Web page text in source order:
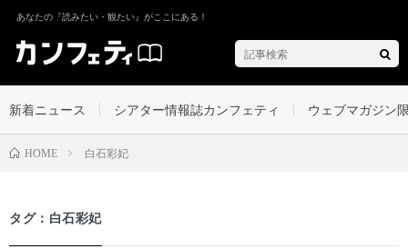
あなたの『読みたい・観たい』がここにある！
新着ニュース シアター情報誌カンフェティ ウェブマガジン
HOME 白石彩妃
タグ：白石彩妃